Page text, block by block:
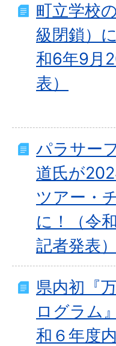
町立学校
級閉鎖）
和6年9月
表）
パラサー
道氏が
ツアー・
に！（令
記者発表）
県内初『
ログラム
和６年度